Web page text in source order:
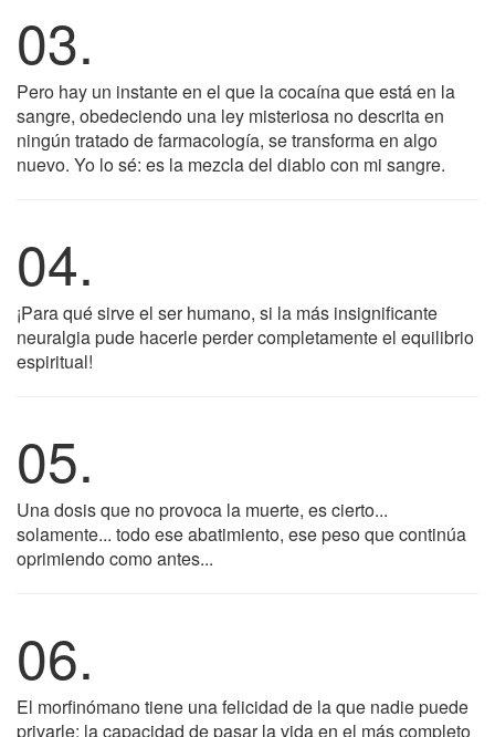
03.
Pero hay un instante en el que la cocaína que está en la
sangre, obedeciendo una ley misteriosa no descrita en
ningún tratado de farmacología, se transforma en algo
nuevo. Yo lo sé: es la mezcla del diablo con mi sangre.
04.
¡Para qué sirve el ser humano, si la más insignificante
neuralgia pude hacerle perder completamente el equilibrio
espiritual!
05.
Una dosis que no provoca la muerte, es cierto...
solamente... todo ese abatimiento, ese peso que continúa
oprimiendo como antes...
06.
El morfinómano tiene una felicidad de la que nadie puede
privarle: la capacidad de pasar la vida en el más completo